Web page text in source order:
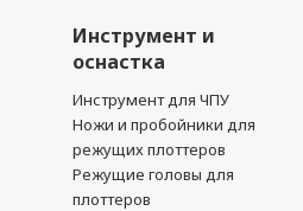
Инструмент и
оснастка
Инструмент для ЧПУ
Ножи и пробойники для
режущих плоттеров
Режущие головы для
плоттеров